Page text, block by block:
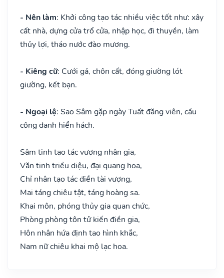
- Nên làm: Khởi công tạo tác nhiều việc tốt như: xây
cất nhà, dựng cửa trổ cửa, nhập học, đi thuyền, làm
thủy lợi, tháo nước đào mương.
- Kiêng cữ: Cưới gả, chôn cất, đóng giường lót
giường, kết bạn.
- Ngoại lệ: Sao Sâm gặp ngày Tuất đăng viên, cầu
công danh hiển hách.
Sâm tinh tạo tác vượng nhân gia,
Văn tinh triều diệu, đại quang hoa,
Chỉ nhân tạo tác điền tài vượng,
Mai táng chiêu tật, táng hoàng sa.
Khai môn, phóng thủy gia quan chức,
Phòng phòng tôn tử kiến điền gia,
Hôn nhân hứa định tao hình khắc,
Nam nữ chiêu khai mộ lạc hoa.